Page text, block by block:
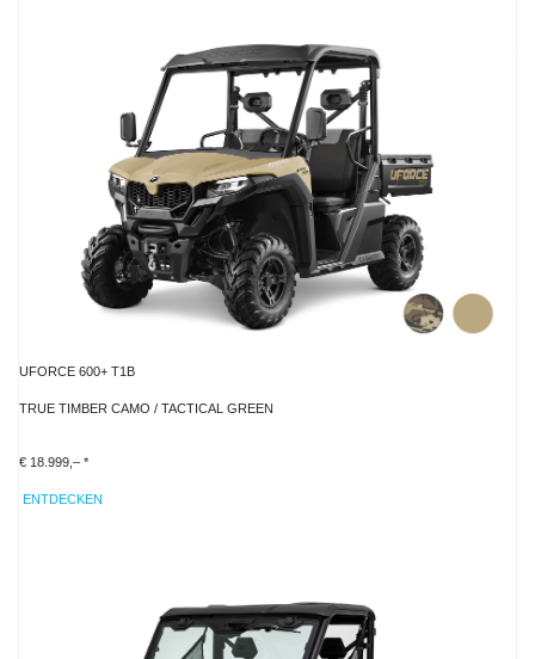
UFORCE 600+ T1B
TRUE TIMBER CAMO / TACTICAL GREEN
€ 18.999,– *
ENTDECKEN